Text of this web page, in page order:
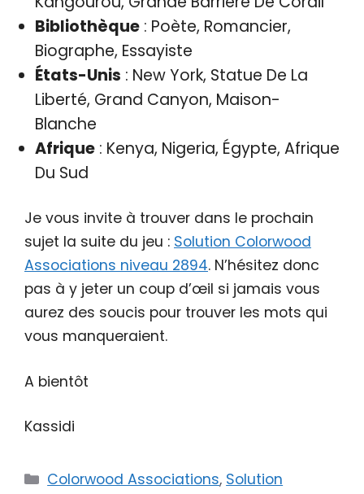
Bibliothèque: Poète, Romancier,
Biographe, Essayiste
États-Unis : New York, Statue De La
Liberté, Grand Canyon, Maison-
Blanche
Afrique: Kenya, Nigeria, Égypte, Afrique
Du Sud
Je vous invite à trouver dans le prochain
sujet la suite du jeu : Solution Colorwood
Associations niveau 2894. N’hésitez donc
pas à y jeter un coup d’œil si jamais vous
aurez des soucis pour trouver les mots qui
vous manqueraient.
A bientôt
Kassidi
Catégories
Colorwood Associations, Solution